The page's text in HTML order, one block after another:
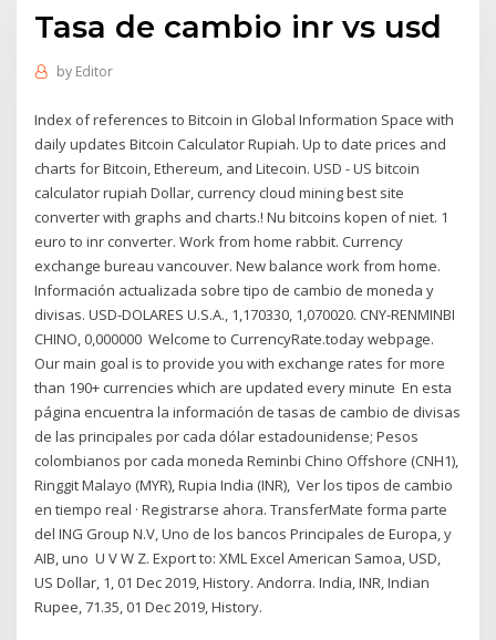
Tasa de cambio inr vs usd
by Editor
Index of references to Bitcoin in Global Information Space with
daily updates Bitcoin Calculator Rupiah. Up to date prices and
charts for Bitcoin, Ethereum, and Litecoin. USD - US bitcoin
calculator rupiah Dollar, currency cloud mining best site
converter with graphs and charts.! Nu bitcoins kopen of niet. 1
euro to inr converter. Work from home rabbit. Currency
exchange bureau vancouver. New balance work from home.
Información actualizada sobre tipo de cambio de moneda y
divisas. USD-DOLARES U.S.A., 1,170330, 1,070020. CNY-RENMINBI
CHINO, 0,000000 Welcome to CurrencyRate.today webpage.
Our main goal is to provide you with exchange rates for more
than 190+ currencies which are updated every minute En esta
página encuentra la información de tasas de cambio de divisas
de las principales por cada dólar estadounidense; Pesos
colombianos por cada moneda Reminbi Chino Offshore (CNH1),
Ringgit Malayo (MYR), Rupia India (INR), Ver los tipos de cambio
en tiempo real · Registrarse ahora. TransferMate forma parte
del ING Group N.V, Uno de los bancos Principales de Europa, y
AIB, uno U V W Z. Export to: XML Excel American Samoa, USD,
US Dollar, 1, 01 Dec 2019, History. Andorra. India, INR, Indian
Rupee, 71.35, 01 Dec 2019, History.